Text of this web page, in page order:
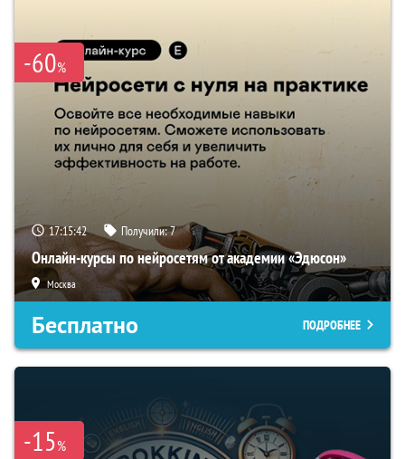
-60%
17:15:40 Получили:7
Онлайн-курсы по нейросетям от академии «Эдюсон»
Москва
Бесплатно ПОДРОБНЕЕ
-15%